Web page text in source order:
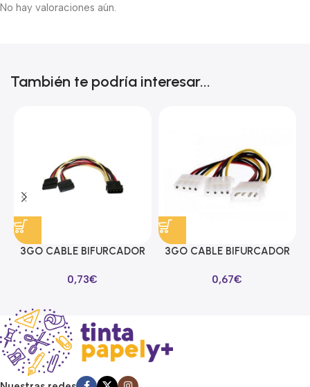
No hay valoraciones aún.
También te podría interesar...
3GO CABLE BIFURCADOR
0,73€
3GO CABLE BIFURCADOR
0,67€